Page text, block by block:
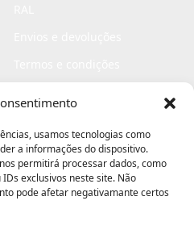
usamos tecnologias como
a informações do dispositivo.
permitirá processar dados, como
exclusivos neste site. Não
pode afetar negativamante certos
Livro de elogios